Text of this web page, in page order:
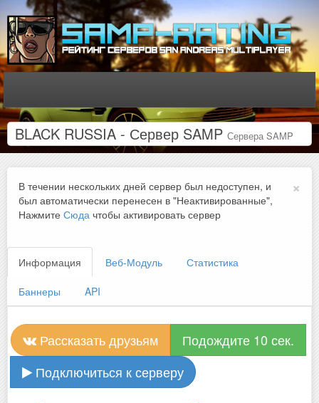
BLACK RUSSIA - Сервер SAMP Сервера SAMP
×
В течении нескольких дней сервер был недоступен, и
был автоматически перенесен в "Неактивированные",
Нажмите Сюда чтобы активировать сервер
Информация Веб-Модуль Статистика
Баннеры API
Рассказать друзьям
Подождите 10 сек.
Подключиться к серверу